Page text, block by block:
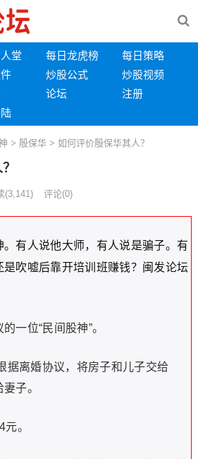
堂 每日龙虎榜
每日策略
炒股公式
炒股视频
论坛
注册
> 殷保华 > 如何评价殷保华其人？
(3,141) 评论(0)
有人说他大师，有人说是骗子。有
吹嘘后靠开培训班赚钱？闽发论坛
一位“民间股神”。
据离婚协议，将房子和儿子交给
子。
。